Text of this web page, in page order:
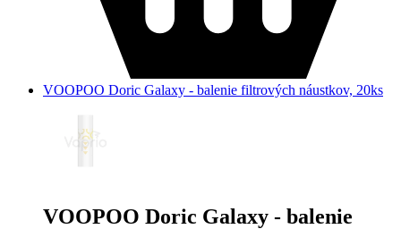
VOOPOO Doric Galaxy - balenie filtrových náustkov, 20ks
VOOPOO Doric Galaxy - balenie